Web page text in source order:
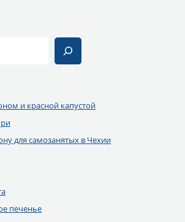
и красной капустой
для самозанятых в Чехии
печенье